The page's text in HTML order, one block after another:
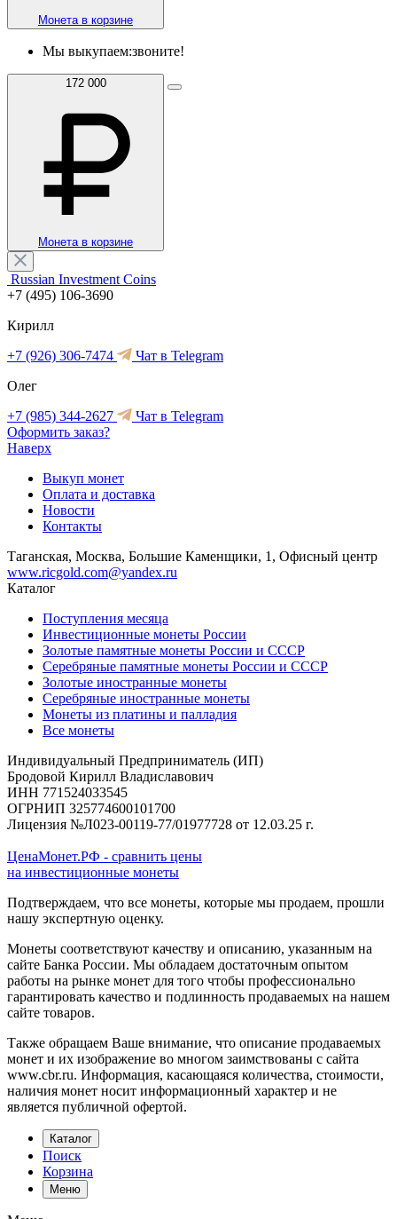
Монета в корзине
Мы выкупаем:звоните!
172 000
Монета в корзине
Russian Investment Coins
+7 (495) 106-3690
Кирилл
+7 (926) 306-7474
Чат в Telegram
Олег
+7 (985) 344-2627
Чат в Telegram
Оформить заказ?
Наверх
Выкуп монет
Оплата и доставка
Новости
Контакты
Таганская, Москва, Большие Каменщики, 1, Офисный центр
www.ricgold.com@yandex.ru
Каталог
Поступления месяца
Инвестиционные монеты России
Золотые памятные монеты России и СССР
Серебряные памятные монеты России и СССР
Золотые иностранные монеты
Серебряные иностранные монеты
Монеты из платины и палладия
Все монеты
Индивидуальный Предприниматель (ИП)
Бродовой Кирилл Владиславович
ИНН 771524033545
ОГРНИП 325774600101700
Лицензия №Л023-00119-77/01977728 от 12.03.25 г.
ЦенаМонет.РФ - сравнить цены
на инвестиционные монеты
Подтверждаем, что все монеты, которые мы продаем, прошли
нашу экспертную оценку.
Монеты соответствуют качеству и описанию, указанным на
сайте Банка России. Мы обладаем достаточным опытом
работы на рынке монет для того чтобы профессионально
гарантировать качество и подлинность продаваемых на нашем
сайте товаров.
Также обращаем Ваше внимание, что описание продаваемых
монет и их изображение во многом заимствованы с сайта
www.cbr.ru. Информация, касающаяся количества, стоимости,
наличия монет носит информационный характер и не
является публичной офертой.
Каталог
Поиск
Корзина
Меню